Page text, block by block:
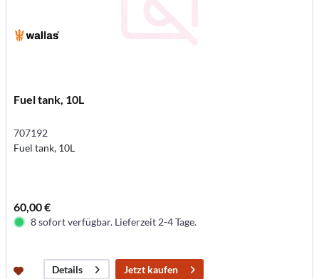
Fuel tank, 10L
707192
Fuel tank, 10L
60,00 €
8 sofort verfügbar. Lieferzeit 2-4 Tage.
Details Jetzt kaufen